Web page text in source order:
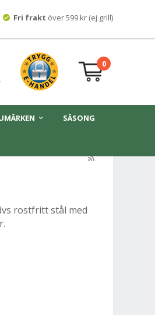
Fri frakt över 599 kr (ej grill)
0
SÄSONG
rostfritt stål med